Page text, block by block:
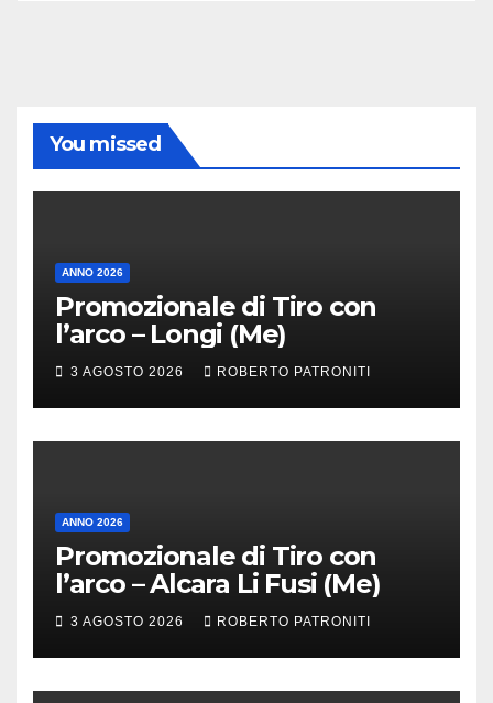
You missed
ANNO 2026
Promozionale di Tiro con
l’arco – Longi (Me)
3 AGOSTO 2026 ROBERTO PATRONITI
ANNO 2026
Promozionale di Tiro con
l’arco – Alcara Li Fusi (Me)
3 AGOSTO 2026 ROBERTO PATRONITI